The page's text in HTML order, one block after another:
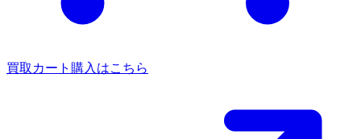
買取カート 購入はこちら